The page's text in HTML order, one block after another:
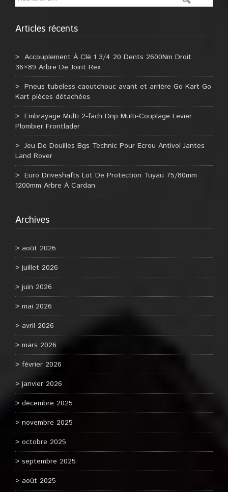
Articles récents
Accouplement À Clé 1 3/4 20 Dents 2600Nm Droit
36×89 Arbre De Joint Rex
Pneus tubeless caoutchouc avant et arrière Go Kart Go
Kart pièces détachées
Embrayage Multi 2-fach Dnp Multi-Couplage Levier
Plombier Frontlader
Jeu De Douilles Bgs Technic Pour Ecrou Antivol Jantes
Land Rover
Euro Driveshafts Lot De Protection Tuyau 75/80mm
1200mm Arbre À Cardan
Archives
août 2026
juillet 2026
juin 2026
mai 2026
avril 2026
mars 2026
février 2026
janvier 2026
décembre 2025
novembre 2025
octobre 2025
septembre 2025
août 2025